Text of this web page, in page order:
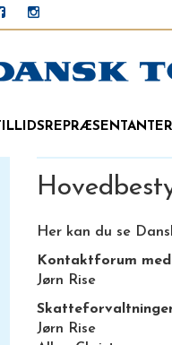
Her kan du se
Kontaktforum
Jørn Rise
Jørn Rise